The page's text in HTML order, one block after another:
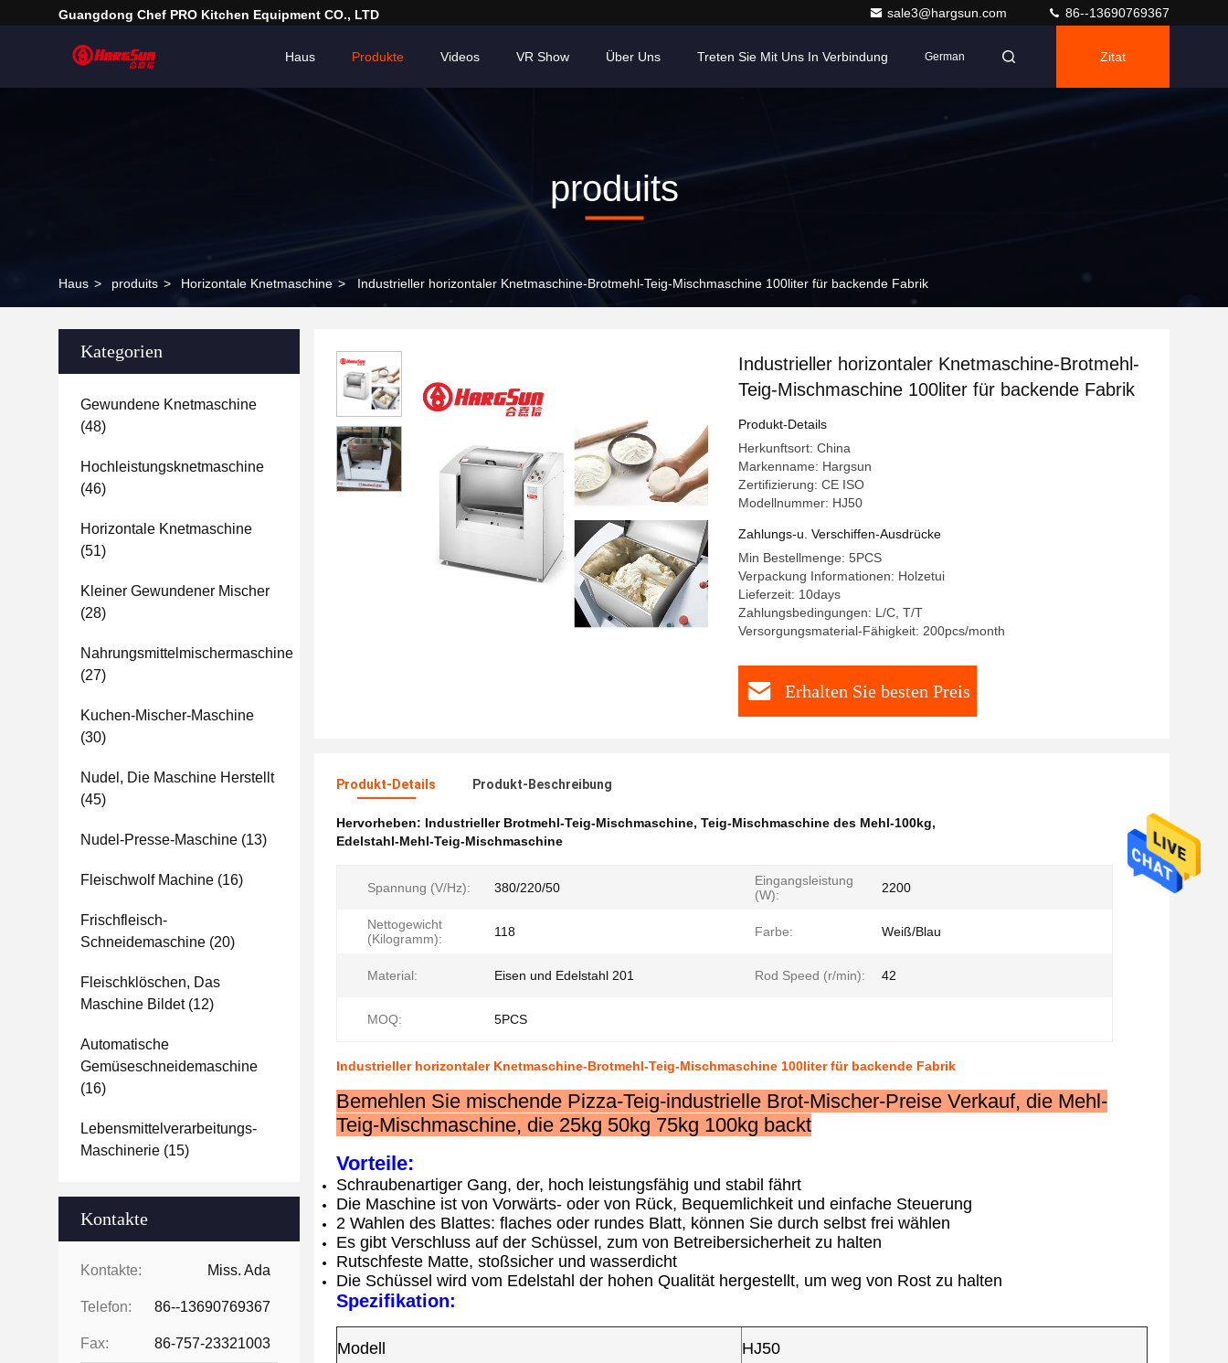
Guangdong Chef PRO Kitchen Equipment CO., LTD sale3@hargsun.com 86--13690769367
Haus Produkte Videos VR Show Über Uns Treten Sie Mit Uns In Verbindung German Zitat
produits
Haus > produits > Horizontale Knetmaschine > Industrieller horizontaler Knetmaschine-Brotmehl-Teig-Mischmaschine 100liter für backende Fabrik
Kategorien
Gewundene Knetmaschine
(48)
Hochleistungsknetmaschine
(46)
Horizontale Knetmaschine
(51)
Kleiner Gewundener Mischer
(28)
Nahrungsmittelmischermaschine
(27)
Kuchen-Mischer-Maschine
(30)
Nudel, Die Maschine Herstellt
(45)
Nudel-Presse-Maschine (13)
Fleischwolf Machine (16)
Frischfleisch-
Schneidemaschine (20)
Fleischklöschen, Das
Maschine Bildet(12)
Automatische
Gemüseschneidemaschine
(16)
Lebensmittelverarbeitungs-
Maschinerie (15)
Kontakte
Kontakte: Miss. Ada
Telefon: 86--13690769367
Fax: 86-757-23321003
Industrieller horizontaler Knetmaschine-Brotmehl-
Teig-Mischmaschine 100liter für backende Fabrik
Produkt-Details
Herkunftsort: China
Markenname: Hargsun
Zertifizierung: CE ISO
Modellnummer: HJ50
Zahlungs-u. Verschiffen-Ausdrücke
Min Bestellmenge: 5PCS
Verpackung Informationen: Holzetui
Lieferzeit: 10days
Zahlungsbedingungen: L/C, T/T
Versorgungsmaterial-Fähigkeit: 200pcs/month
Erhalten Sie besten Preis
Produkt-Details Produkt-Beschreibung
Hervorheben: Industrieller Brotmehl-Teig-Mischmaschine, Teig-Mischmaschine des Mehl-100kg,
Edelstahl-Mehl-Teig-Mischmaschine
Spannung (V/Hz): 380/220/50
Eingangsleistung
(W):
2200
Nettogewicht
(Kilogramm):
118 Farbe: Weiß/Blau
Material: Eisen und Edelstahl 201 Rod Speed (r/min): 42
MOQ: 5PCS
Industrieller horizontaler Knetmaschine-Brotmehl-Teig-Mischmaschine 100liter für backende Fabrik
Bemehlen Sie mischende Pizza-Teig-industrielle Brot-Mischer-Preise Verkauf, die Mehl-
Teig-Mischmaschine, die 25kg 50kg 75kg 100kg backt
Vorteile:
Schraubenartiger Gang, der, hoch leistungsfähig und stabil fährt
Die Maschine ist von Vorwärts- oder von Rück, Bequemlichkeit und einfache Steuerung
2 Wahlen des Blattes: flaches oder rundes Blatt, können Sie durch selbst frei wählen
Es gibt Verschluss auf der Schüssel, zum von Betreibersicherheit zu halten
Rutschfeste Matte, stoßsicher und wasserdicht
Die Schüssel wird vom Edelstahl der hohen Qualität hergestellt, um weg von Rost zu halten
Spezifikation:
Modell HJ50